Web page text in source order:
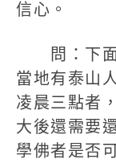
信心。
問：下面
當地有泰山
凌晨三點者
大後還需要
學佛者是否